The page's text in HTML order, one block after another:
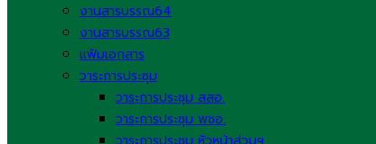
งานสารบรรณ64
งานสารบรรณ63
แฟ้มเอกสาร
วาระการประชุม
วาระการประชุม สสอ.
วาระการประชุม พชอ.